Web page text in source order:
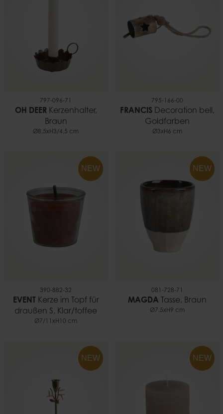
797-096-71
OH DEERKerzenhalter,
Braun
Ø8,5xH3/4,5 cm
795-166-00
FRANCIS Decoration bell,
Goldfarben
Ø3xH6 cm
NEW
390-882-32
EVENT
Kerze im Topf für
draußen S, Klar/toffee
Ø7/11xH10 cm
NEW
081-728-71
MAGDA Tasse, Braun
Ø7.5xH9 cm
NEW NEW